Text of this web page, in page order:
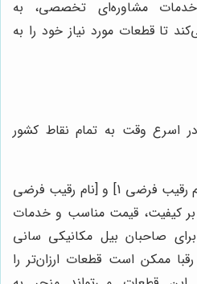
خدمات مشاوره‌ای تخصصی، به
تا قطعات مورد نیاز خود را به
اسرع وقت به تمام نقاط کشور
در مقایسه با رقبایی مانند [نام رقیب فرضی 1] و [نام رقیب فرضی
بر کیفیت، قیمت مناسب و خدمات
صاحبان بیل مکانیکی سانی
ممکن است قطعات ارزان‌تر را